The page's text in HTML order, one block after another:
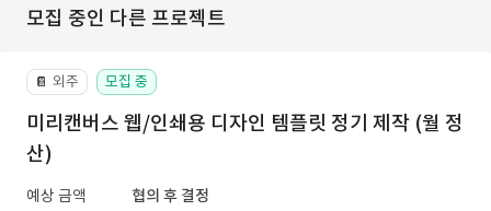
모집 중인 다른 프로젝트
📔 외주 모집 중
미리캔버스 웹/인쇄용 디자인 템플릿 정기 제작 (월 정
산)
예상 금액
협의 후 결정